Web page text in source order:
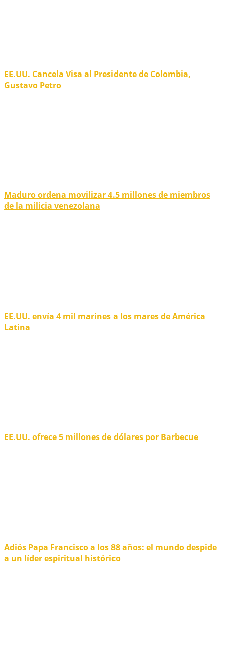
EE.UU. Cancela Visa al Presidente de Colombia,
Gustavo Petro
Maduro ordena movilizar 4.5 millones de miembros
de la milicia venezolana
EE.UU. envía 4 mil marines a los mares de América
Latina
EE.UU. ofrece 5 millones de dólares por Barbecue
Adiós Papa Francisco a los 88 años: el mundo despide
a un líder espiritual histórico